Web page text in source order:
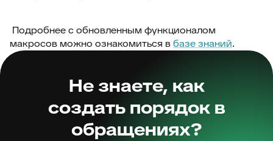
Подробнее с обновленным функционалом
макросов можно ознакомиться вбазе знаний.
Не знаете, как
создать порядок в
обращениях?